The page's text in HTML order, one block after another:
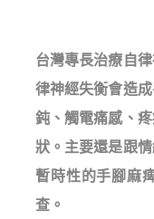
台灣專長治療自
律神經失衡會造
鈍、觸電痛感、
狀。主要還是跟
暫時性的手腳麻
查。